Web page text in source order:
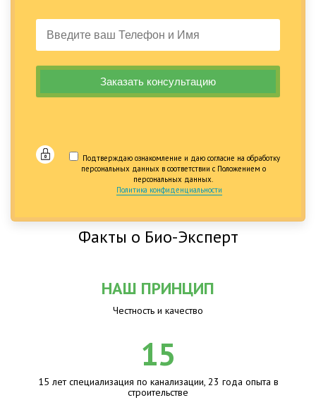
Подтверждаю ознакомление и даю согласие на обработку
персональных данных в соответствии с Положением о
персональных данных.
Политика конфиденциальности
Факты о Био-Эксперт
НАШ ПРИНЦИП
Честность и качество
15
15 лет специализация по канализации, 23 года опыта в
строительстве